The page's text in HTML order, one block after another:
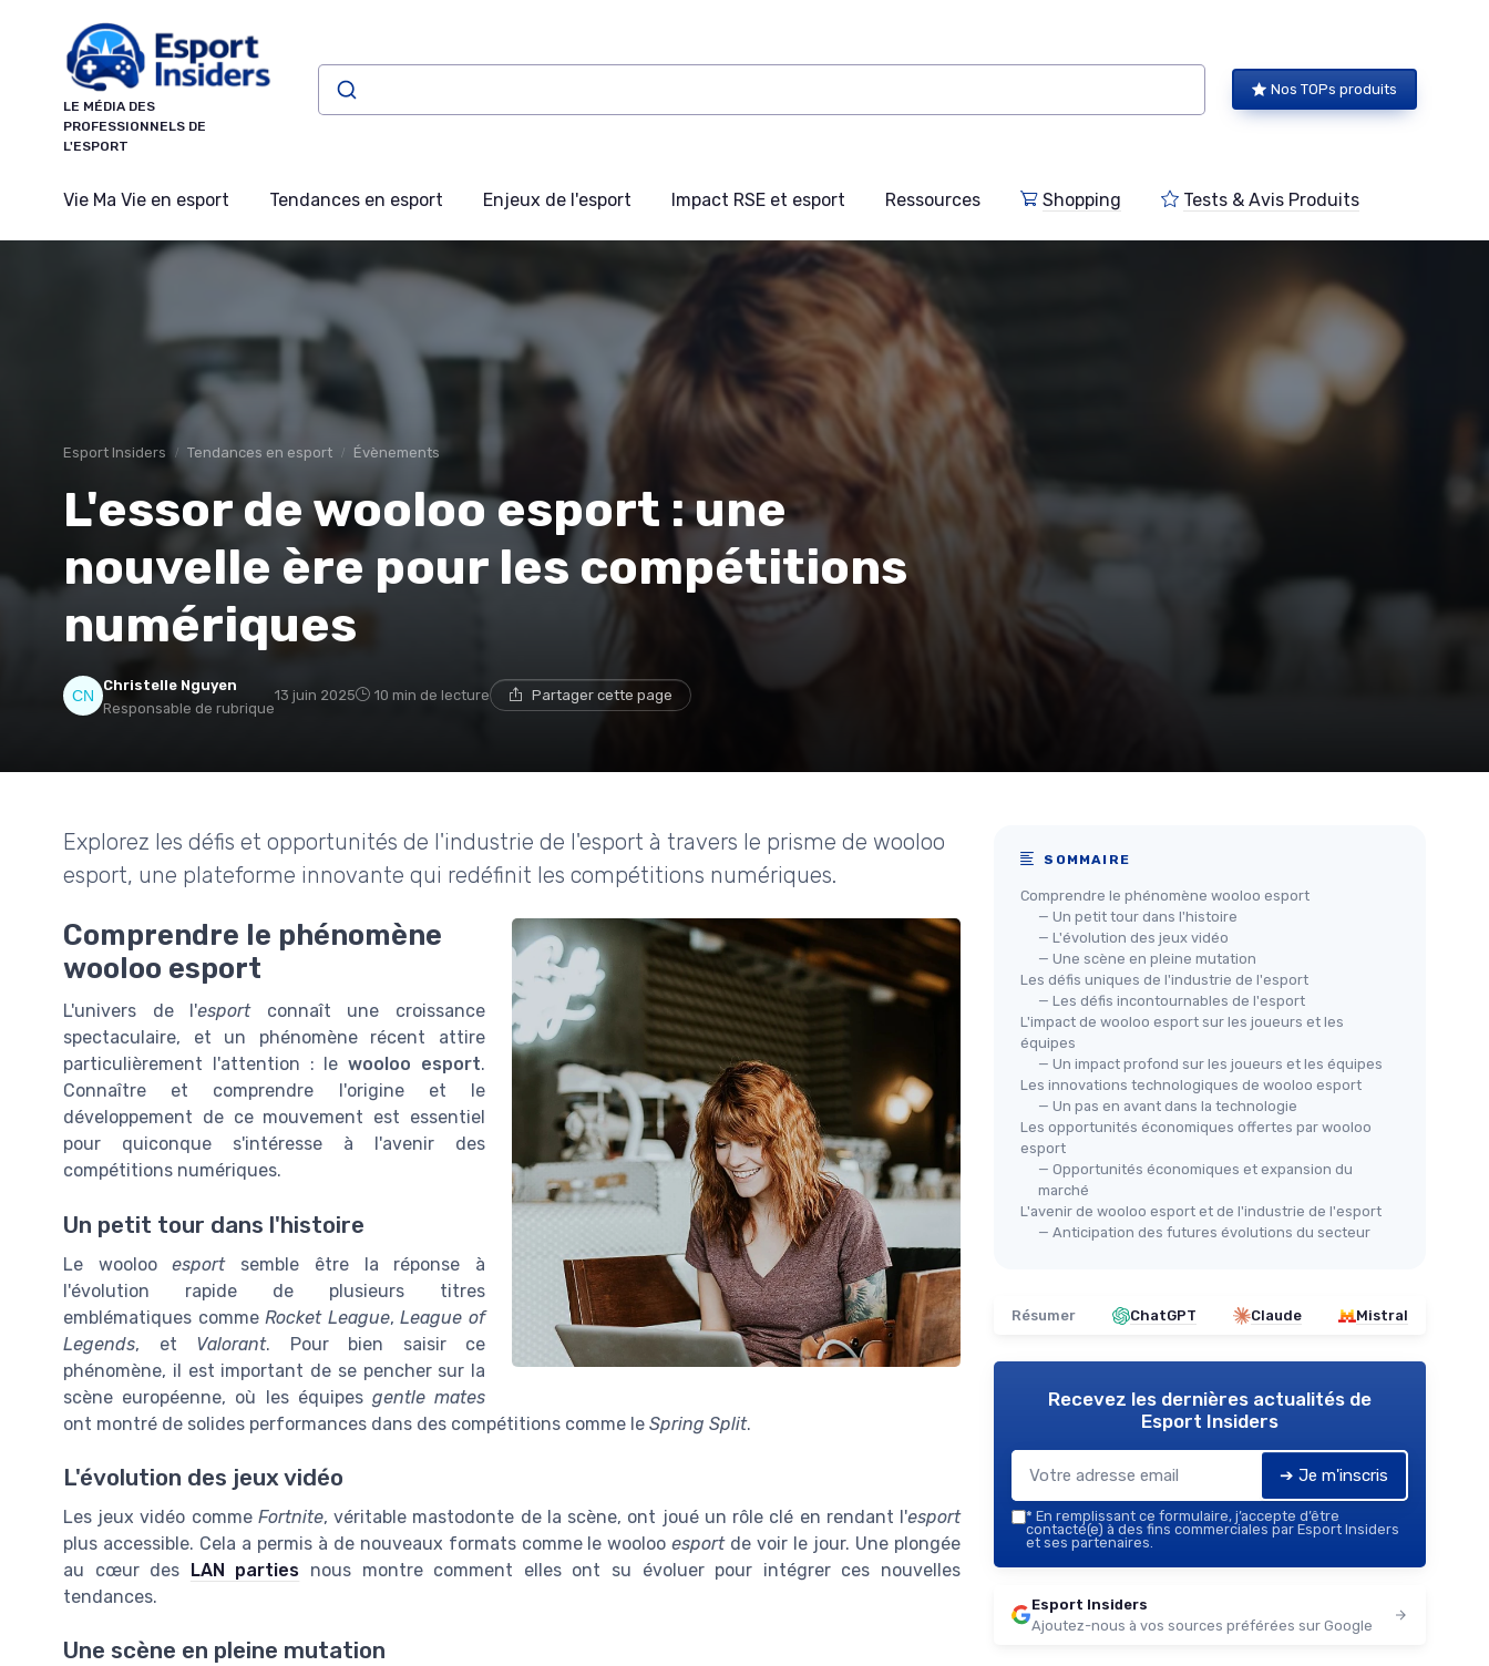
LE MÉDIA DES
PROFESSIONNELS DE
L'ESPORT
Nos TOPs produits
Vie Ma Vie en esport Tendances en esport Enjeux de l'esport Impact RSE et esport Ressources Shopping Tests & Avis Produits
Esport Insiders Tendances en esport Évènements
L'essor de wooloo esport : une
nouvelle ère pour les compétitions
numériques
Christelle Nguyen
Responsable de rubrique
13 juin 2025 10 min de lecture Partager cette page
Explorez les défis et opportunités de l'industrie de l'esport à travers le prisme de wooloo
esport, une plateforme innovante qui redéfinit les compétitions numériques.
Comprendre le phénomène
wooloo esport
L'univers de l'esportconnaît une croissance
spectaculaire, et un phénomène récent attire
particulièrement l'attention : lewooloo esport.
Connaître et comprendre l'origine et le
développement de ce mouvement est essentiel
pour quiconque s'intéresse à l'avenir des
compétitions numériques.
Un petit tour dans l'histoire
Le woolooesportsemble être la réponse à
l'évolution rapide de plusieurs titres
emblématiques comme Rocket League,League of
Legends, et Valorant. Pour bien saisir ce
phénomène, il est important de se pencher sur la
scène européenne, où les équipes gentle mates
ont montré de solides performances dans des compétitions comme le Spring Split.
L'évolution des jeux vidéo
Les jeux vidéo comme Fortnite, véritable mastodonte de la scène, ont joué un rôle clé en rendant l'esport
plus accessible. Cela a permis à de nouveaux formats comme le woolooesportde voir le jour. Une plongée
au cœur des LAN parties nous montre comment elles ont su évoluer pour intégrer ces nouvelles
tendances.
Une scène en pleine mutation
SOMMAIRE
Comprendre le phénomène wooloo esport
— Un petit tour dans l'histoire
— L'évolution des jeux vidéo
— Une scène en pleine mutation
Les défis uniques de l'industrie de l'esport
— Les défis incontournables de l'esport
L'impact de wooloo esport sur les joueurs et les
équipes
— Un impact profond sur les joueurs et les équipes
Les innovations technologiques de wooloo esport
— Un pas en avant dans la technologie
Les opportunités économiques offertes par wooloo
esport
— Opportunités économiques et expansion du
marché
L'avenir de wooloo esport et de l'industrie de l'esport
— Anticipation des futures évolutions du secteur
Résumer ChatGPT Claude Mistral
Recevez les dernières actualités de
Esport Insiders
➔ Je m'inscris
* En remplissant ce formulaire, j’accepte d’être
contacté(e) à des fins commerciales par Esport Insiders
et ses partenaires.
Esport Insiders
Ajoutez-nous à vos sources préférées sur Google